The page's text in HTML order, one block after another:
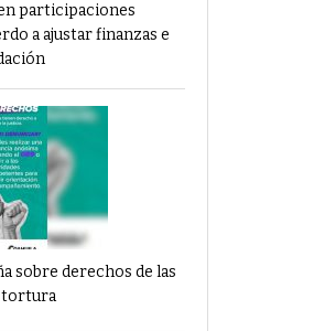
participaciones
a ajustar finanzas e
sobre derechos de las
tortura